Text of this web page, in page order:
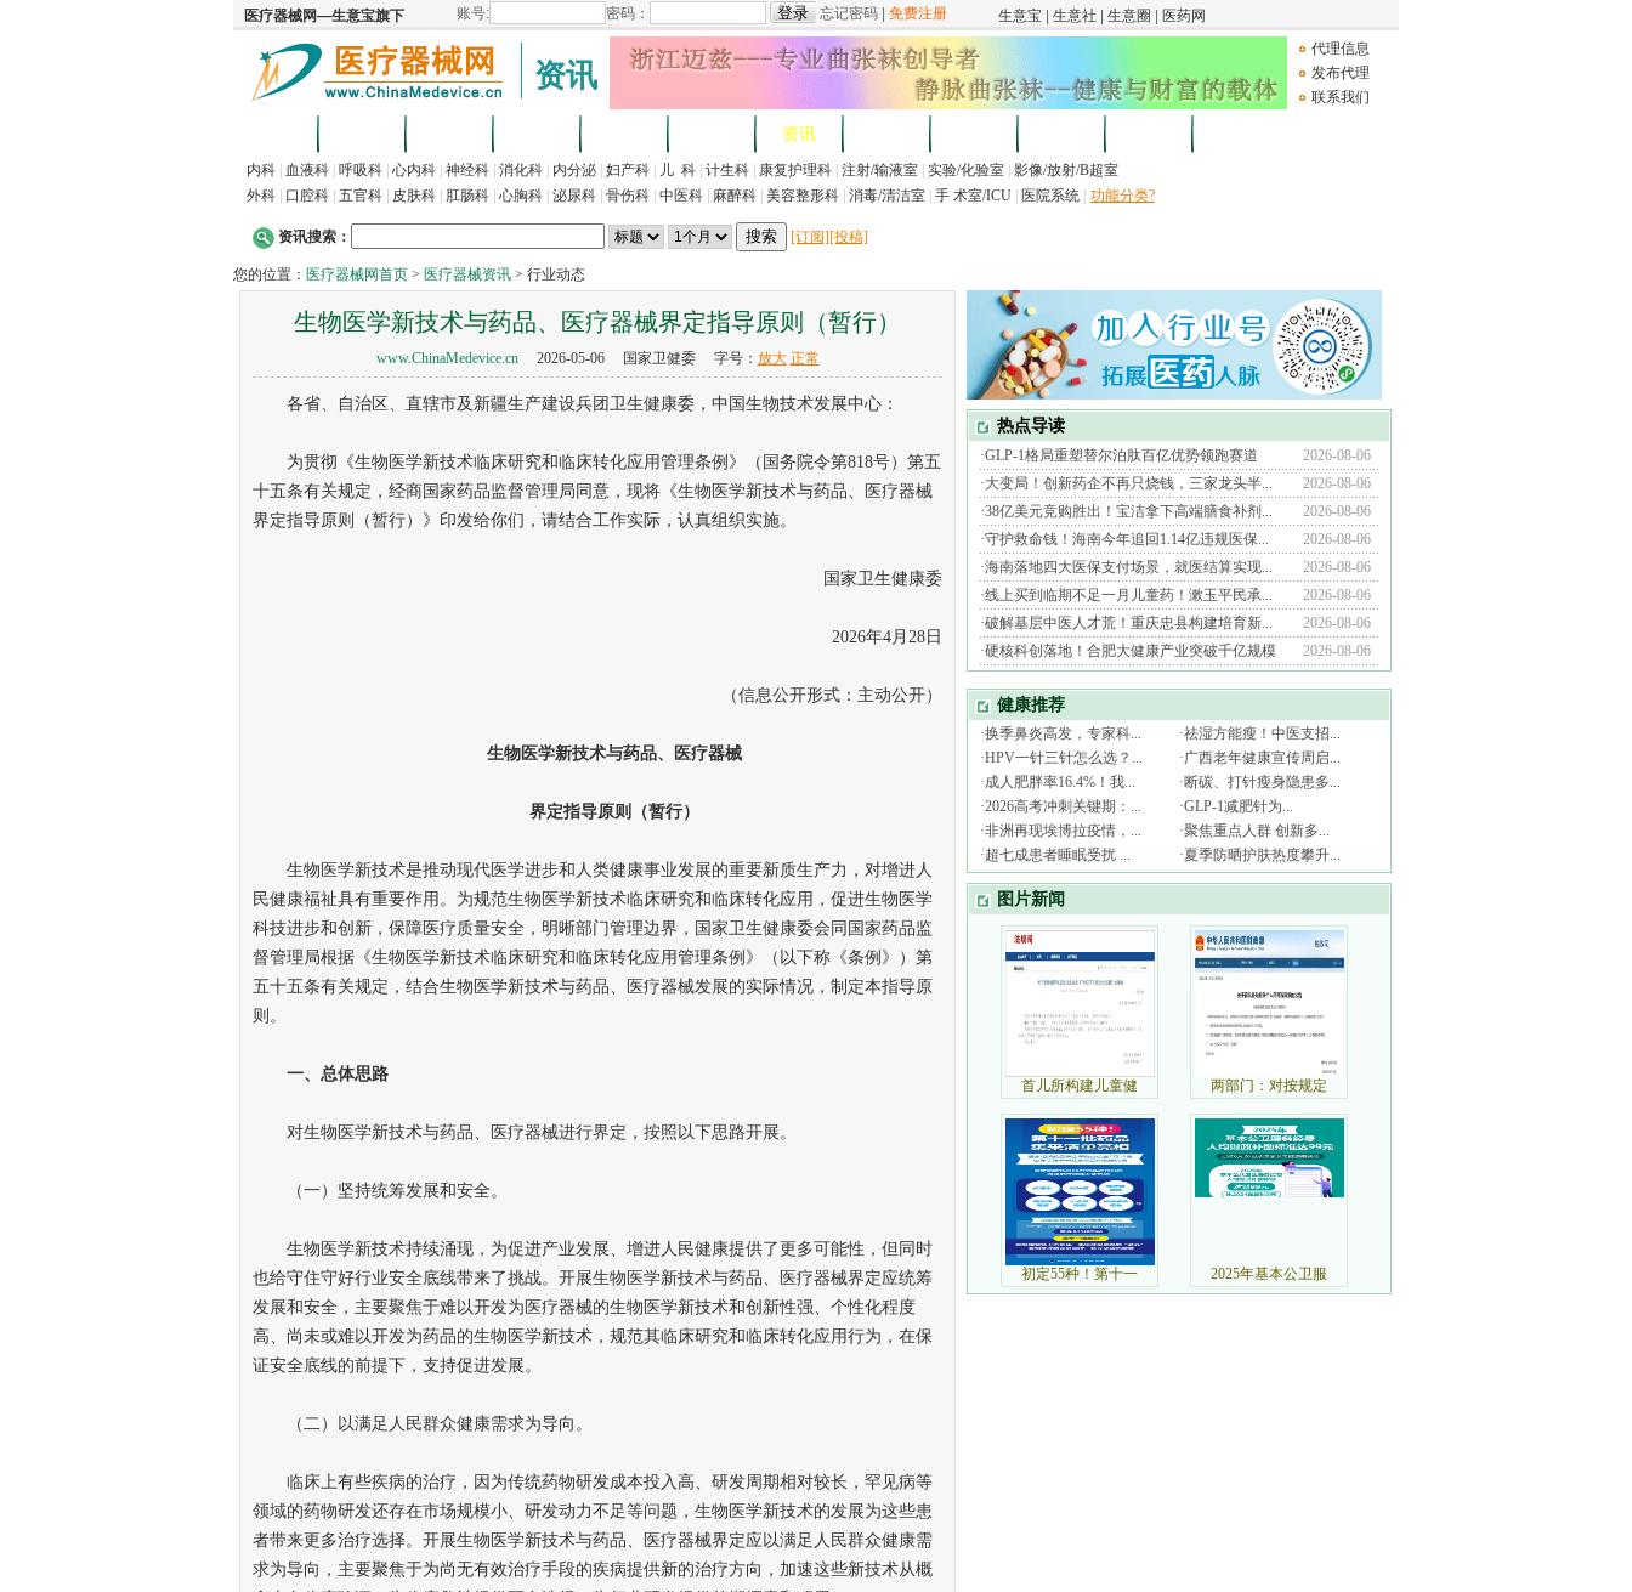
资讯
代理信息
发布代理
联系我们
资讯
内科 血液科 呼吸科 心内科 神经科 消化科 内分泌 妇产科 儿 科 计生科 康复护理科 注射/输液室 实验/化验室 影像/放射/B超室
外科
口腔科 五官科 皮肤科 肛肠科 心胸科 泌尿科 骨伤科 中医科 麻醉科 美容整形科 消毒/清洁室 手 术室/ICU 医院系统 功能分类?
资讯搜索： [订阅][投稿]
您的位置： 医疗器械网首页 > 医疗器械资讯 > 行业动态
生物医学新技术与药品、医疗器械界定指导原则（暂行）
www.ChinaMedevice.cn2026-05-06 国家卫健委 字号： 放大 正常
各省、自治区、直辖市及新疆生产建设兵团卫生健康委，中国生物技术发展中心：
为贯彻《生物医学新技术临床研究和临床转化应用管理条例》（国务院令第818号）第五
十五条有关规定，经商国家药品监督管理局同意，现将《生物医学新技术与药品、医疗器械
界定指导原则（暂行）》印发给你们，请结合工作实际，认真组织实施。
国家卫生健康委
2026年4月28日
（信息公开形式：主动公开）
生物医学新技术与药品、医疗器械
界定指导原则（暂行）
生物医学新技术是推动现代医学进步和人类健康事业发展的重要新质生产力，对增进人
民健康福祉具有重要作用。为规范生物医学新技术临床研究和临床转化应用，促进生物医学
科技进步和创新，保障医疗质量安全，明晰部门管理边界，国家卫生健康委会同国家药品监
督管理局根据《生物医学新技术临床研究和临床转化应用管理条例》（以下称《条例》）第
五十五条有关规定，结合生物医学新技术与药品、医疗器械发展的实际情况，制定本指导原
则。
一、总体思路
对生物医学新技术与药品、医疗器械进行界定，按照以下思路开展。
（一）坚持统筹发展和安全。
生物医学新技术持续涌现，为促进产业发展、增进人民健康提供了更多可能性，但同时
也给守住守好行业安全底线带来了挑战。开展生物医学新技术与药品、医疗器械界定应统筹
发展和安全，主要聚焦于难以开发为医疗器械的生物医学新技术和创新性强、个性化程度
高、尚未或难以开发为药品的生物医学新技术，规范其临床研究和临床转化应用行为，在保
证安全底线的前提下，支持促进发展。
（二）以满足人民群众健康需求为导向。
临床上有些疾病的治疗，因为传统药物研发成本投入高、研发周期相对较长，罕见病等
领域的药物研发还存在市场规模小、研发动力不足等问题，生物医学新技术的发展为这些患
者带来更多治疗选择。开展生物医学新技术与药品、医疗器械界定应以满足人民群众健康需
求为导向，主要聚焦于为尚无有效治疗手段的疾病提供新的治疗方向，加速这些新技术从概